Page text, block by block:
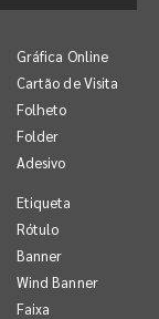
Gráfica Online
Cartão de Visita
Folheto
Folder
Adesivo
Etiqueta
Rótulo
Banner
Wind Banner
Faixa